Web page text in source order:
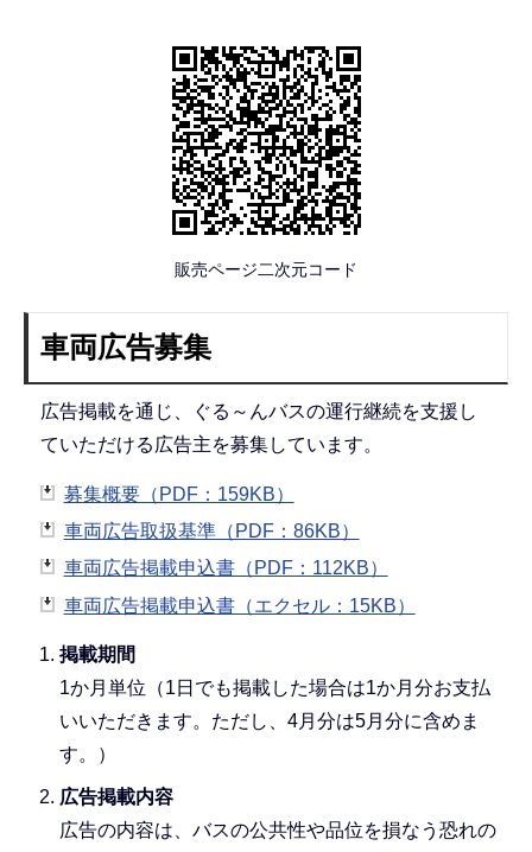
販売ページ二次元コード
車両広告募集
広告掲載を通じ、ぐる～んバスの運行継続を支援し
ていただける広告主を募集しています。
募集概要（PDF：159KB）
車両広告取扱基準（PDF：86KB）
車両広告掲載申込書（PDF：112KB）
車両広告掲載申込書（エクセル：15KB）
掲載期間
1か月単位（1日でも掲載した場合は1か月分お支払
いいただきます。ただし、4月分は5月分に含めま
す。）
広告掲載内容
広告の内容は、バスの公共性や品位を損なう恐れの